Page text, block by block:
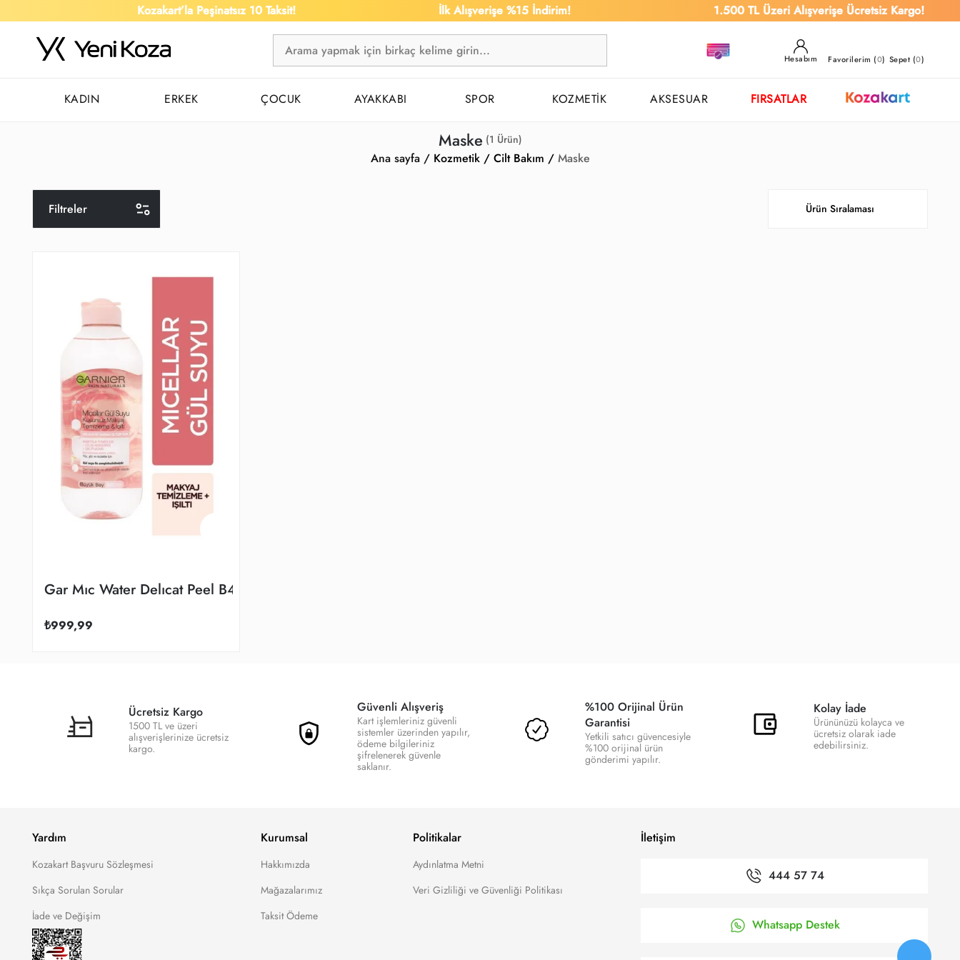
Kozakart’la Peşinatsız 10 Taksit! İlk Alışverişe %15 İndirim! 1.500 TL Üzeri Alışverişe Ücretsiz Kargo!
Hesabım Favorilerim (0) Sepet (0)
KADIN ERKEK ÇOCUK AYAKKABI SPOR KOZMETİK AKSESUAR FIRSATLAR
Maske (1 Ürün)
Ana sayfa / Kozmetik / Cilt Bakım / Maske
Filtreler
Gar Mıc Water Delıcat Peel B400 Tur
₺999,99
Ücretsiz Kargo
1500 TL ve üzeri
alışverişlerinize ücretsiz
kargo.
Güvenli Alışveriş
Kart işlemleriniz güvenli
sistemler üzerinden yapılır,
ödeme bilgileriniz
şifrelenerek güvenle
saklanır.
%100 Orijinal Ürün
Garantisi
Yetkili satıcı güvencesiyle
%100 orijinal ürün
gönderimi yapılır.
Kolay İade
Ürününüzü kolayca ve
ücretsiz olarak iade
edebilirsiniz.
Yardım
Kozakart Başvuru Sözleşmesi
Sıkça Sorulan Sorular
İade ve Değişim
Kurumsal
Hakkımızda
Mağazalarımız
Taksit Ödeme
Politikalar
Aydınlatma Metni
Veri Gizliliği ve Güvenliği Politikası
İletişim
444 57 74
Whatsapp Destek